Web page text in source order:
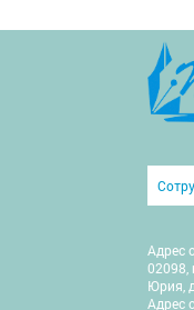
Адрес
02098,
Юрия,
Адрес